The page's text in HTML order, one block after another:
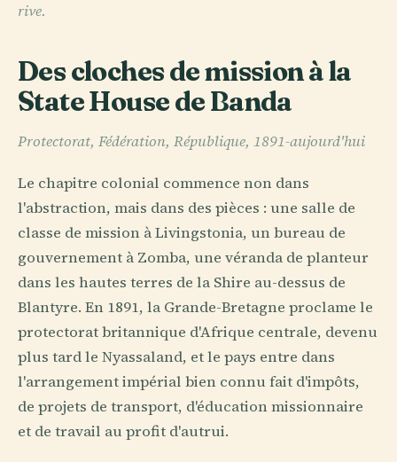
rive.
Des cloches de mission à la
State House de Banda
Protectorat, Fédération, République, 1891-aujourd'hui
Le chapitre colonial commence non dans
l'abstraction, mais dans des pièces : une salle de
classe de mission à Livingstonia, un bureau de
gouvernement à Zomba, une véranda de planteur
dans les hautes terres de la Shire au-dessus de
Blantyre. En 1891, la Grande-Bretagne proclame le
protectorat britannique d'Afrique centrale, devenu
plus tard le Nyassaland, et le pays entre dans
l'arrangement impérial bien connu fait d'impôts,
de projets de transport, d'éducation missionnaire
et de travail au profit d'autrui.